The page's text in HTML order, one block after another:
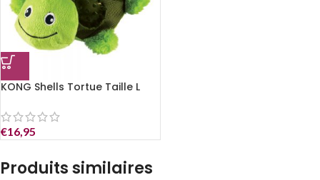
KONG Shells Tortue Taille L
€16,95
Produits similaires